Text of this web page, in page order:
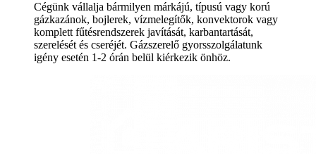
Cégünk vállalja bármilyen márkájú, típusú vagy korú
gázkazánok, bojlerek, vízmelegítők, konvektorok vagy
komplett fűtésrendszerek javítását, karbantartását,
szerelését és cseréjét. Gázszerelő gyorsszolgálatunk
igény esetén 1-2 órán belül kiérkezik önhöz.